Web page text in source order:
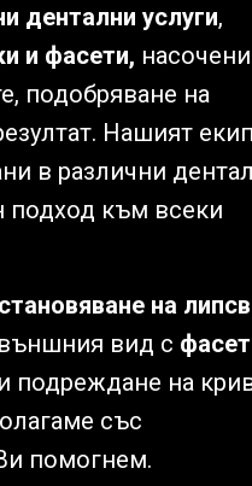
дентални услуги,
и фасети,
подобряване на
Нашият
в различни
подход към всеки
на
вид с
подреждане на
със
помогнем.